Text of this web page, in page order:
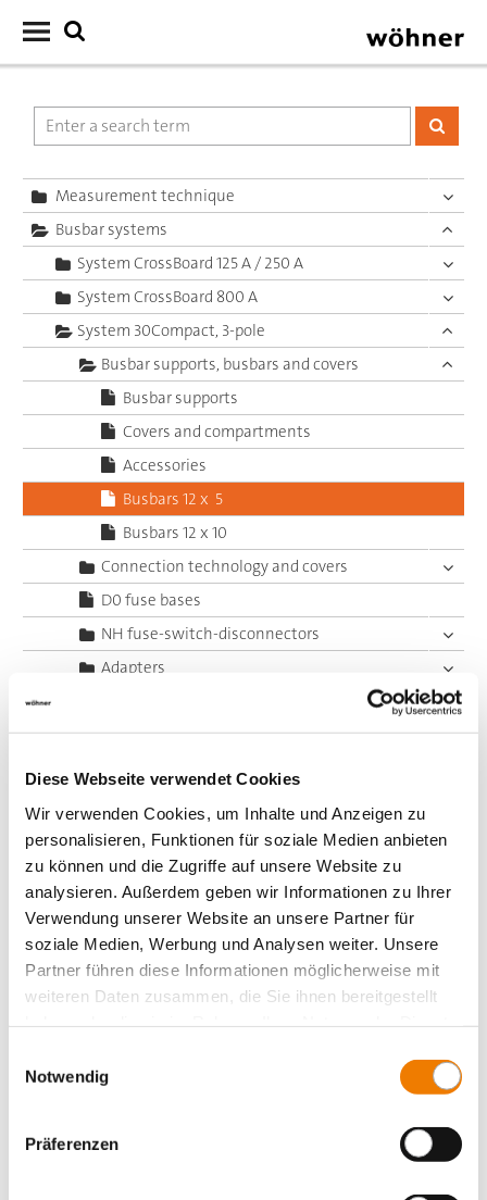
Diese Webseite verwendet Cookies
Wir verwenden Cookies, um Inhalte und Anzeigen zu
personalisieren, Funktionen für soziale Medien anbieten
zu können und die Zugriffe auf unsere Website zu
analysieren. Außerdem geben wir Informationen zu Ihrer
Verwendung unserer Website an unsere Partner für
soziale Medien, Werbung und Analysen weiter. Unsere
Partner führen diese Informationen möglicherweise mit
weiteren Daten zusammen, die Sie ihnen bereitgestellt
Notwendig
Präferenzen
Measurement technique
Busbar systems
System CrossBoard 125 A / 250 A
System CrossBoard 800 A
System 30Compact, 3-pole
Busbar supports, busbars and covers
Busbar supports
Covers and compartments
Accessories
Busbars 12 x 5
Busbars 12 x 10
Connection technology and covers
D0 fuse bases
NH fuse-switch-disconnectors
Adapters
Laminated flexible copper busbars
System 30Compact, 5-pole
System 60Classic, 3-pole
System 60Classic, 4-pole
System 60Classic, 5-pole
System 185Power
Centre feed unit
Panel, fuse holders
Panel, switching devices
Value Added Services